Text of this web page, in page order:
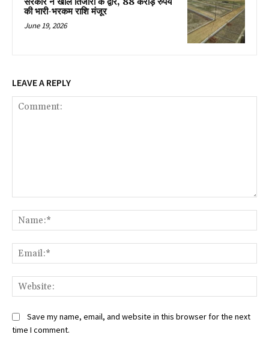
सरकार ने खोले तिजोरी के द्वार, 88 करोड़ रुपये
की भारी-भरकम राशि मंजूर
June 19, 2026
LEAVE A REPLY
Save my name, email, and website in this browser for the next
time I comment.